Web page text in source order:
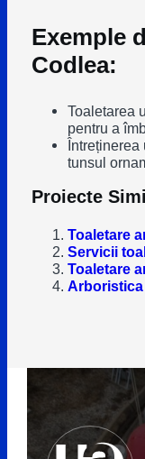
Exemple
Codlea:
Toaletarea
pentru a
tunsul
Proiecte
Toaletare
Servicii
Toaletare